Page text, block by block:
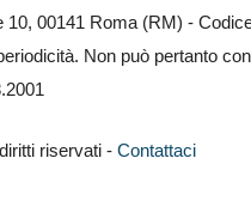
00141 Roma (RM) -
Non può pertanto
riservati - Contattaci